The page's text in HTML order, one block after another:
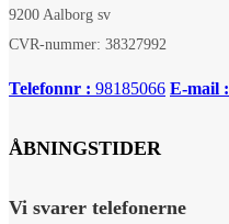
9200 Aalborg sv
CVR-nummer: 38327992
Telefonnr : 98185066 E-mail :
ÅBNINGSTIDER
Vi svarer telefonerne